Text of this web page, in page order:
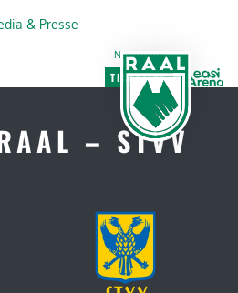
& Presse
Newsletter
TICKETING
VIP
FAN SHOP
– STVV